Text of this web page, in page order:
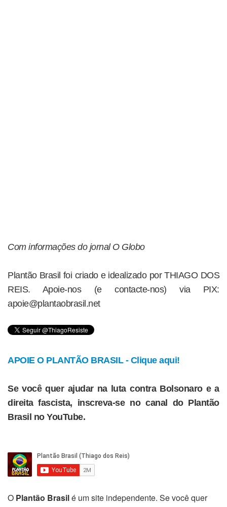
Com informações do jornal O Globo
Plantão Brasil foi criado e idealizado por THIAGO DOS
REIS. Apoie-nos (e contacte-nos) via PIX:
apoie@plantaobrasil.net
APOIE O PLANTÃO BRASIL - Clique aqui!
Se você quer ajudar na luta contra Bolsonaro e a
direita fascista, inscreva-se no canal do Plantão
Brasil no YouTube.
O Plantão Brasilé um site independente. Se você quer